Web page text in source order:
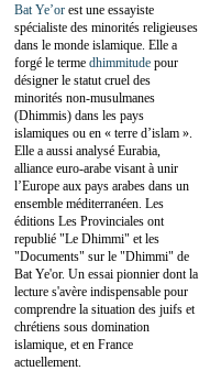
Bat Ye’or est une essayiste
spécialiste des minorités religieuses
dans le monde islamique. Elle a
forgé le terme dhimmitude pour
désigner le statut cruel des
minorités non-musulmanes
(Dhimmis) dans les pays
islamiques ou en « terre d’islam ».
Elle a aussi analysé Eurabia,
alliance euro-arabe visant à unir
l’Europe aux pays arabes dans un
ensemble méditerranéen. Les
éditions Les Provinciales ont
republié "Le Dhimmi" et les
"Documents" sur le "Dhimmi" de
Bat Ye'or. Un essai pionnier dont la
lecture s'avère indispensable pour
comprendre la situation des juifs et
chrétiens sous domination
islamique, et en France
actuellement.